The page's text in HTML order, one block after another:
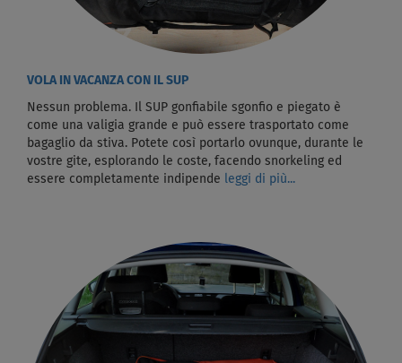
VOLA IN VACANZA CON IL SUP
Nessun problema. Il SUP gonfiabile sgonfio e piegato è
come una valigia grande e può essere trasportato come
bagaglio da stiva. Potete così portarlo ovunque, durante le
vostre gite, esplorando le coste, facendo snorkeling ed
essere completamente indipende
leggi di più...